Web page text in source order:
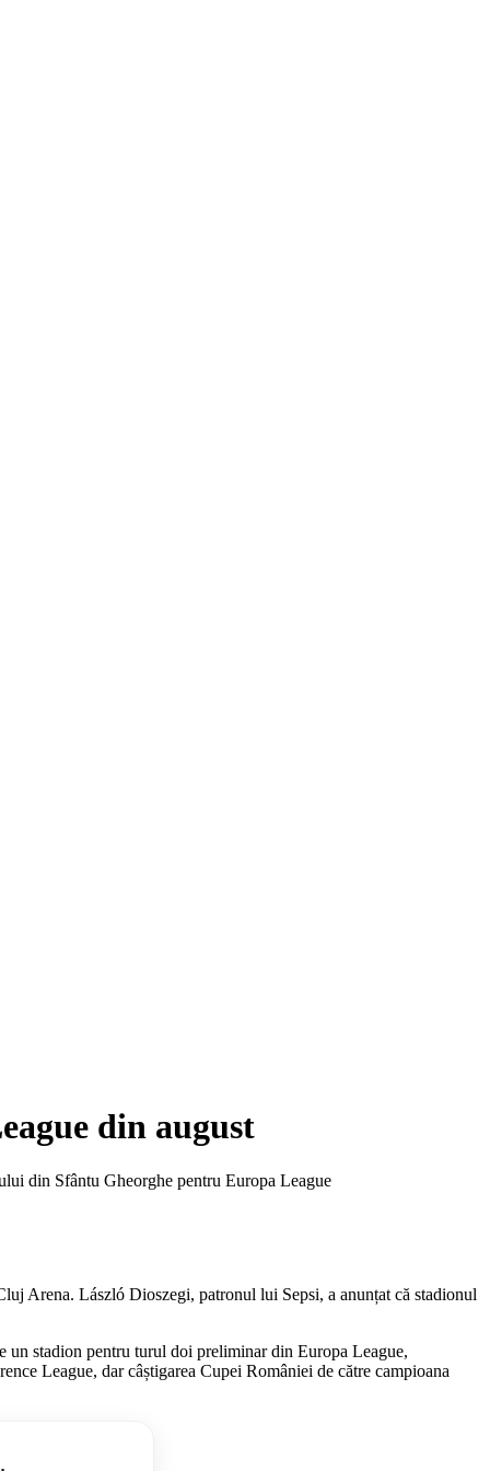
din august
din Sfântu Gheorghe pentru Europa League
Arena. László Dioszegi, patronul lui Sepsi, a anunțat că stadionul
stadion pentru turul doi preliminar din Europa League,
League, dar câștigarea Cupei României de către campioana